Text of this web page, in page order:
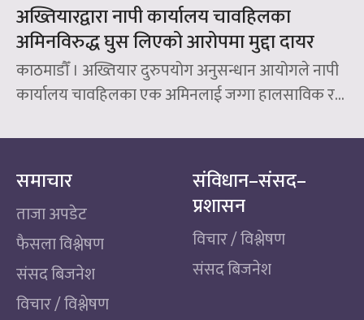
अख्तियारद्वारा नापी कार्यालय चावहिलका
अमिनविरुद्ध घुस लिएको आरोपमा मुद्दा दायर
काठमाडौँ । अख्तियार दुरुपयोग अनुसन्धान आयोगले नापी
कार्यालय चावहिलका एक अमिनलाई जग्गा हालसाविक र...
समाचार
ताजा अपडेट
फैसला विश्लेषण
संसद बिजनेश
विचार / विश्लेषण
संविधान–संसद–
प्रशासन
विचार / विश्लेषण
संसद बिजनेश